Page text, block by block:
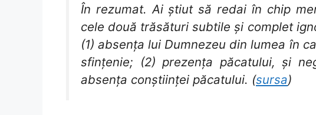
În rezumat. Ai știut să redai în chip
cele două trăsături subtile și complet
(1) absența lui Dumnezeu din lumea în
sfințenie; (2) prezența păcatului, și
absența conștiinței păcatului. (sursa)